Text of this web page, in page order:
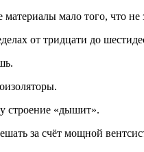
мало того, что
от тридцати до
строение «дышит».
за счёт мощной